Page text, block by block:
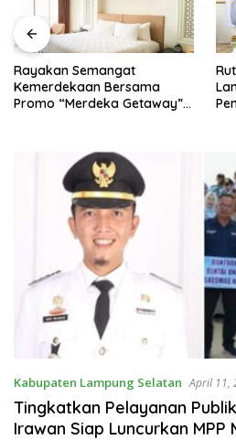
Rayakan Semangat
Kemerdekaan Bersama
Promo “Merdeka Getaway”
Kabupaten Lampung Selatan April 11,
Tingkatkan Pelayanan
Irawan Siap Luncurkan MPP